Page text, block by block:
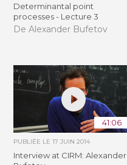
Determinantal point
processes - Lecture 3
De Alexander Bufetov
41:06
PUBLIÉE LE17 JUIN 2014
Interview at CIRM: Alexander